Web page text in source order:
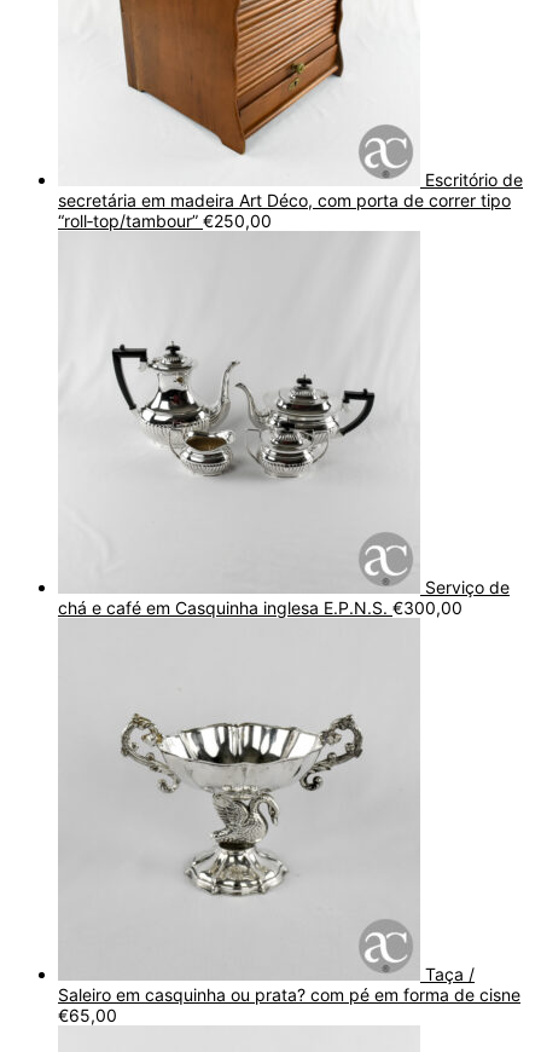
Escritório de
secretária em madeira Art Déco, com porta de correr tipo
“roll‑top/tambour” €250,00
Serviço de
chá e café em Casquinha inglesa E.P.N.S. €300,00
Taça /
Saleiro em casquinha ou prata? com pé em forma de cisne
€65,00